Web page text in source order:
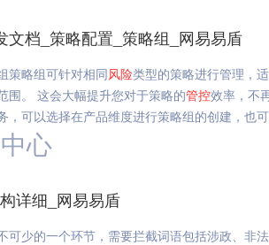
文档_策略配置_策略组_网易易盾
策略组可针对相同风险类型的策略进行管理，
围。 这会大幅提升您对于策略的管控效率，不
，可以选择在产品维度进行策略组的创建，也
心
详细_网易易盾
可少的一个环节，需要拦截词语包括涉政、非